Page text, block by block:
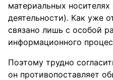
материальных
деятельности). Как уже
связано лишь с особой
информационного
Поэтому трудно
он противопоставляет